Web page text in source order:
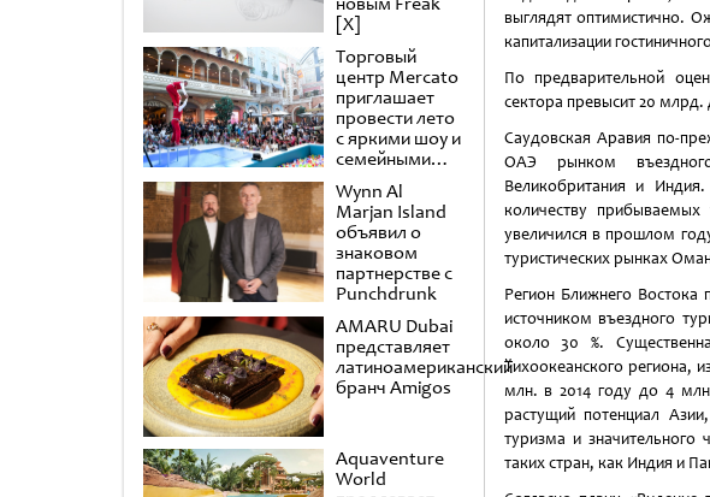
[X]
Торговый
центр Mercato
приглашает
провести лето
с яркими шоу и
семейными
развлечениями
Wynn Al
Marjan Island
объявил о
знаковом
партнерстве с
Punchdrunk
AMARU Dubai
представляет
латиноамериканский
бранч Amigos
Aquaventure
World
выглядят оптимистично.
капитализации
По предварительной
сектора превысит 20 млрд.
Саудовская Аравия по-
ОАЭ рынком
Великобритания и
количеству
увеличился в прошлом
туристических рынках
Регион Ближнего
источником въездного
около 30 %.
Тихоокеанского региона,
млн. в 2014 году до 4
растущий потенциал
туризма и
таких стран, как Индия и